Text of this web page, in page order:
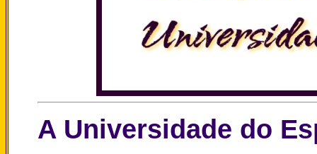
A Universidade do